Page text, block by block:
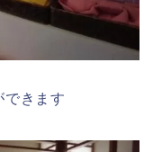
できます